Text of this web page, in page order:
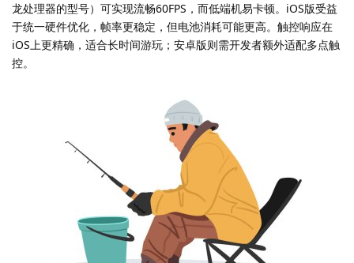
龙处理器的型号）可实现流畅60FPS，而低端机易卡顿。iOS版受益
于统一硬件优化，帧率更稳定，但电池消耗可能更高。触控响应在
iOS上更精确，适合长时间游玩；安卓版则需开发者额外适配多点触
控。